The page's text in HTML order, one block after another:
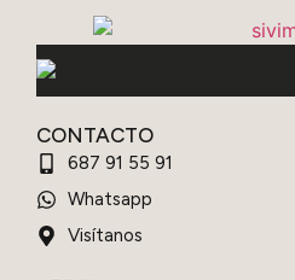
CONTACTO
687 91 55 91
Whatsapp
Visítanos